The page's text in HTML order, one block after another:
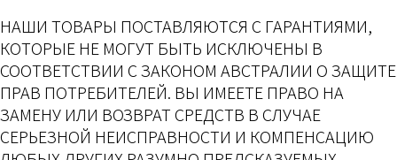
НАШИ ТОВАРЫ ПОСТАВЛЯЮТСЯ С ГАРАНТИЯМИ,
КОТОРЫЕ НЕ МОГУТ БЫТЬ ИСКЛЮЧЕНЫ В
СООТВЕТСТВИИ С ЗАКОНОМ АВСТРАЛИИ О ЗАЩИТЕ
ПРАВ ПОТРЕБИТЕЛЕЙ. ВЫ ИМЕЕТЕ ПРАВО НА
ЗАМЕНУ ИЛИ ВОЗВРАТ СРЕДСТВ В СЛУЧАЕ
СЕРЬЕЗНОЙ НЕИСПРАВНОСТИ И КОМПЕНСАЦИЮ